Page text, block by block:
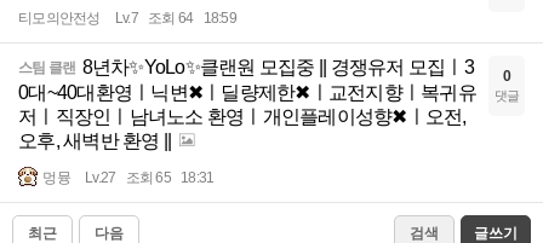
티모의안전성 Lv.7 조회 64 18:59
스팀 클랜 8년차✨YoLo✨클랜원 모집중 || 경쟁유저 모집ㅣ3
0대~40대환영ㅣ닉변✖ㅣ딜량제한✖ㅣ교전지향ㅣ복귀유
저ㅣ직장인ㅣ남녀노소 환영ㅣ개인플레이성향✖ㅣ오전,
오후, 새벽반 환영 ||
멍뮹 Lv.27 조회 65 18:31
0
댓글
최근 다음 검색 글쓰기